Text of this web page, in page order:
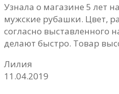
Узнала о магазине 5 лет
мужские рубашки. Цвет,
согласно выставленного
делают быстро. Товар
Лилия
11.04.2019